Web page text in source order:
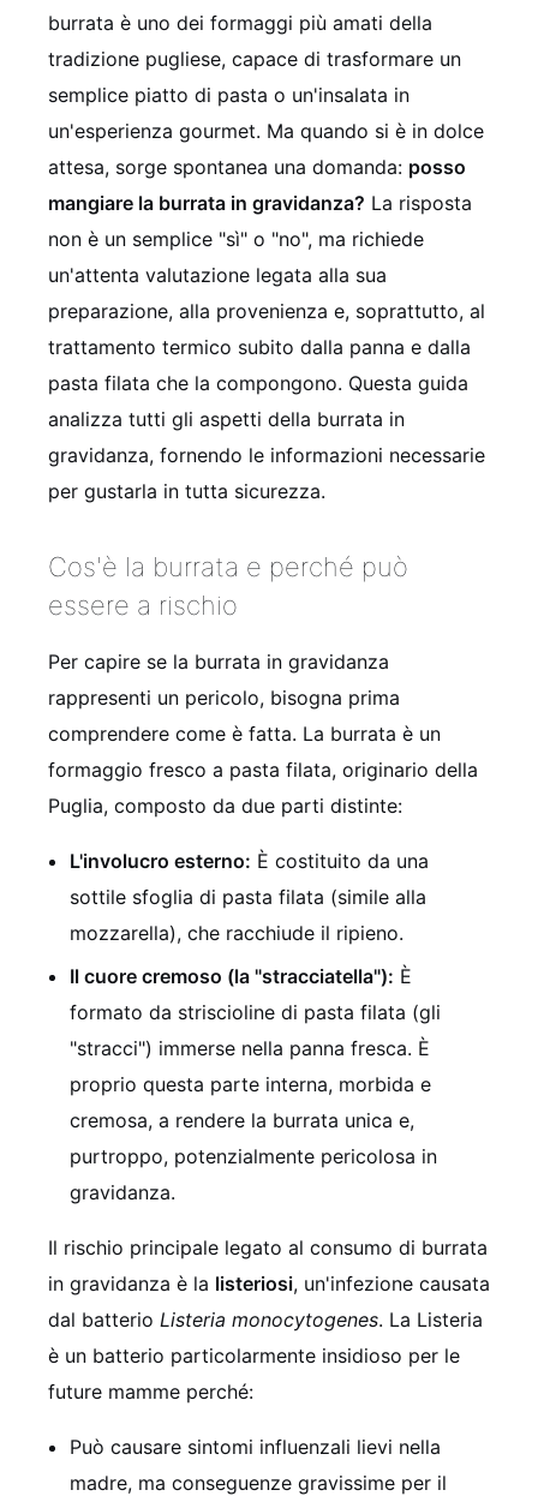
burrata è uno dei formaggi più amati della
tradizione pugliese, capace di trasformare un
semplice piatto di pasta o un'insalata in
un'esperienza gourmet. Ma quando si è in dolce
attesa, sorge spontanea una domanda: posso
mangiare la burrata in gravidanza? La risposta
non è un semplice "sì" o "no", ma richiede
un'attenta valutazione legata alla sua
preparazione, alla provenienza e, soprattutto, al
trattamento termico subito dalla panna e dalla
pasta filata che la compongono. Questa guida
analizza tutti gli aspetti della burrata in
gravidanza, fornendo le informazioni necessarie
per gustarla in tutta sicurezza.
Cos'è la burrata e perché può
essere a rischio
Per capire se la burrata in gravidanza
rappresenti un pericolo, bisogna prima
comprendere come è fatta. La burrata è un
formaggio fresco a pasta filata, originario della
Puglia, composto da due parti distinte:
L'involucro esterno: È costituito da una
sottile sfoglia di pasta filata (simile alla
mozzarella), che racchiude il ripieno.
Il cuore cremoso (la "stracciatella"): È
formato da striscioline di pasta filata (gli
"stracci") immerse nella panna fresca. È
proprio questa parte interna, morbida e
cremosa, a rendere la burrata unica e,
purtroppo, potenzialmente pericolosa in
gravidanza.
Il rischio principale legato al consumo di burrata
in gravidanza è la listeriosi, un'infezione causata
dal batterio Listeria monocytogenes. La Listeria
è un batterio particolarmente insidioso per le
future mamme perché:
Può causare sintomi influenzali lievi nella
madre, ma conseguenze gravissime per il